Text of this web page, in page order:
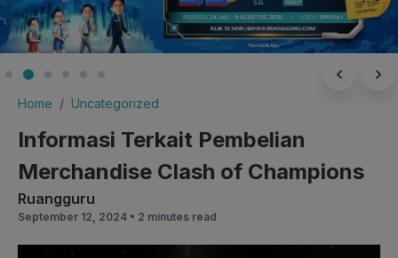
Home Uncategorized
Informasi Terkait Pembelian
Merchandise Clash of Champions
Ruangguru
September 12, 2024 • 2 minutes read